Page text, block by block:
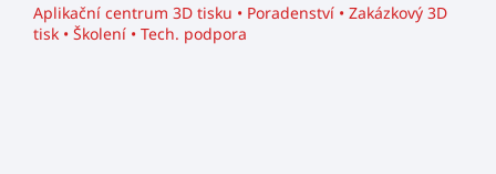
Aplikační centrum 3D tisku • Poradenství • Zakázkový 3D
tisk • Školení • Tech. podpora